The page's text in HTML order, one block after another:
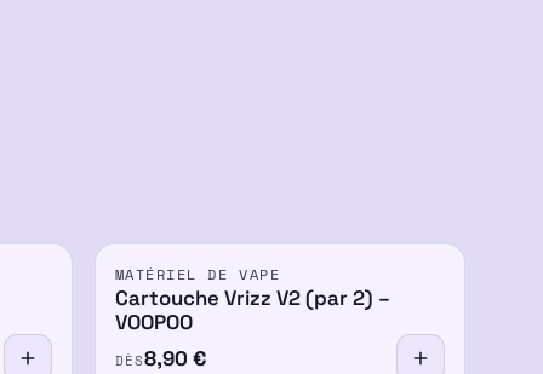
MATÉRIEL DE VAPE
Cartouche Vrizz V2 (par 2) –
VOOPOO
DÈS8,90 €